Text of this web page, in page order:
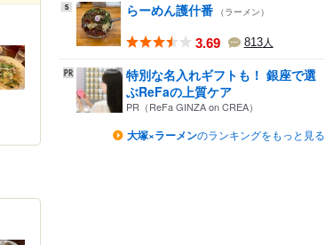
5 らーめん護什番 （ラーメン）
3.69 813人
特別な名入れギフトも！ 銀座で選
ぶReFaの上質ケア
PR（ReFa GINZA on CREA）
大塚×ラーメンのランキングをもっと見る